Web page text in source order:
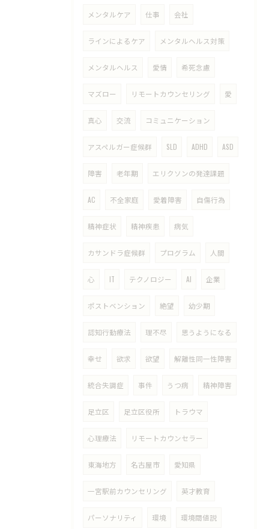
メンタルケア 仕事 会社
ラインによるケア メンタルヘルス対策
メンタルヘルス 愛情 希死念慮
マズロー リモートカウンセリング 愛
真心 交流 コミュニケーション
アスペルガー症候群 SLD ADHD ASD
障害 老年期 エリクソンの発達課題
AC 不全家庭 愛着障害 自傷行為
精神症状 精神疾患 病気
カサンドラ症候群 プログラム 人間
心 IT テクノロジー AI 企業
ポストベンション 絶望 幼少期
認知行動療法 理不尽 思うようになる
幸せ 欲求 欲望 解離性同一性障害
統合失調症 事件 うつ病 精神障害
足立区 足立区役所 トラウマ
心理療法 リモートカウンセラー
東海地方 名古屋市 愛知県
一宮駅前カウンセリング 英才教育
パーソナリティ 環境 環境閾値説